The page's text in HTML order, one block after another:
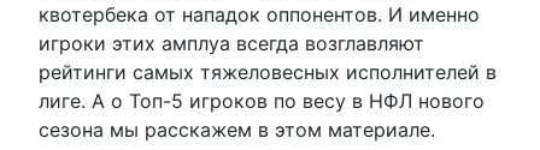
квотербека от нападок оппонентов. И именно
игроки этих амплуа всегда возглавляют
рейтинги самых тяжеловесных исполнителей в
лиге. А о Топ-5 игроков по весу в НФЛ нового
сезона мы расскажем в этом материале.